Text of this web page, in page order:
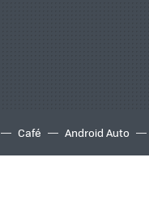
Café Android Auto